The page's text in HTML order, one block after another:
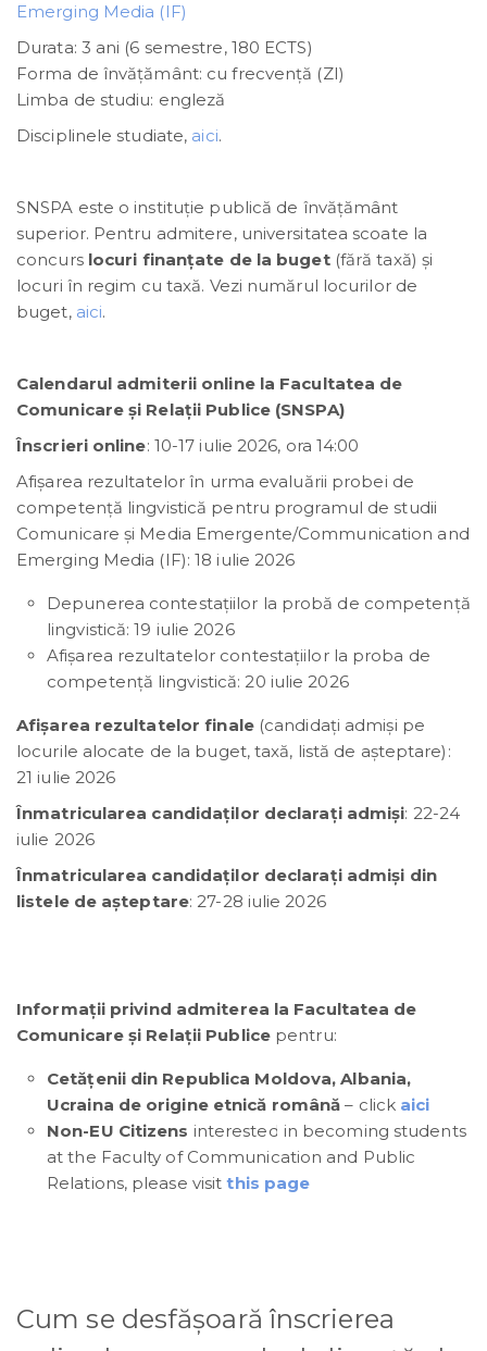
Emerging Media (IF)
Durata: 3 ani (6 semestre, 180 ECTS)
Forma de învățământ: cu frecvenţă (ZI)
Limba de studiu: engleză
Disciplinele studiate, aici.
SNSPA este o instituţie publică de învăţământ
superior. Pentru admitere, universitatea scoate la
concurs locuri finanțate de la buget(fără taxă) și
locuri în regim cu taxă. Vezi numărul locurilor de
buget, aici.
Calendarul admiterii online la Facultatea de
Comunicare și Relații Publice (SNSPA)
Înscrieri online: 10-17 iulie 2026, ora 14:00
Afișarea rezultatelor în urma evaluării probei de
competență lingvistică pentru programul de studii
Comunicare și Media Emergente/Communication and
Emerging Media (IF): 18 iulie 2026
Depunerea contestațiilor la probă de competență
lingvistică: 19 iulie 2026
Afișarea rezultatelor contestațiilor la proba de
competență lingvistică: 20 iulie 2026
Afișarea rezultatelor finale(candidați admiși pe
locurile alocate de la buget, taxă, listă de așteptare):
21 iulie 2026
Înmatricularea candidaţilor declaraţi admişi: 22-24
iulie 2026
Înmatricularea candidaţilor declaraţi admişi din
listele de așteptare: 27-28 iulie 2026
Informații privind admiterea la Facultatea de
Comunicare și Relații Publicepentru:
Cetăţenii din Republica Moldova, Albania,
Ucraina de origine etnică română – click aici
Non-EU Citizens interested in becoming students
at the Faculty of Communication and Public
Relations, please visitthis page
Cum se desfășoară înscrierea